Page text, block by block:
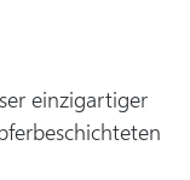
einzigartiger